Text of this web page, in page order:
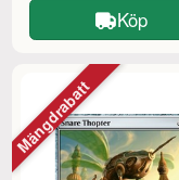
Köp
Mängdrabatt